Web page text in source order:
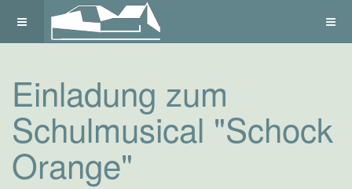
Einladung zum
Schulmusical "Schock
Orange"